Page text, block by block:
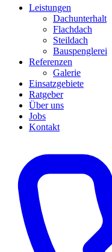
Leistungen
Dachunterhalt
Flachdach
Steildach
Bauspenglerei
Referenzen
Galerie
Einsatzgebiete
Ratgeber
Über uns
Jobs
Kontakt